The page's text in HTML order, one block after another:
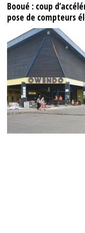
Booué : coup
pose de compteurs